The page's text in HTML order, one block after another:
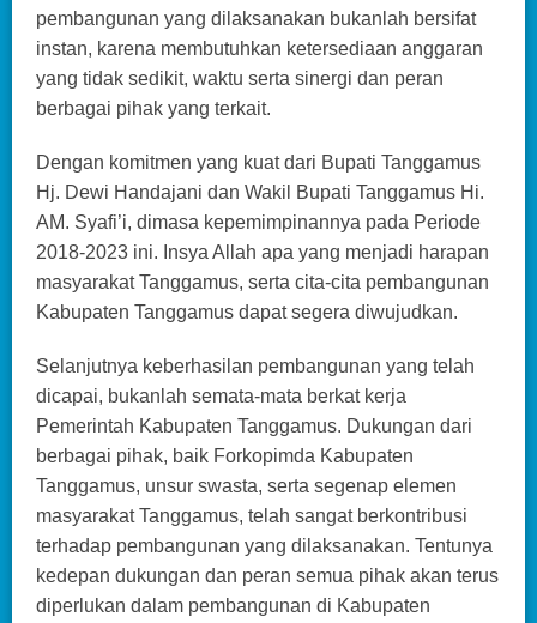
pembangunan yang dilaksanakan bukanlah bersifat
instan, karena membutuhkan ketersediaan anggaran
yang tidak sedikit, waktu serta sinergi dan peran
berbagai pihak yang terkait.
Dengan komitmen yang kuat dari Bupati Tanggamus
Hj. Dewi Handajani dan Wakil Bupati Tanggamus Hi.
AM. Syafi’i, dimasa kepemimpinannya pada Periode
2018-2023 ini. Insya Allah apa yang menjadi harapan
masyarakat Tanggamus, serta cita-cita pembangunan
Kabupaten Tanggamus dapat segera diwujudkan.
Selanjutnya keberhasilan pembangunan yang telah
dicapai, bukanlah semata-mata berkat kerja
Pemerintah Kabupaten Tanggamus. Dukungan dari
berbagai pihak, baik Forkopimda Kabupaten
Tanggamus, unsur swasta, serta segenap elemen
masyarakat Tanggamus, telah sangat berkontribusi
terhadap pembangunan yang dilaksanakan. Tentunya
kedepan dukungan dan peran semua pihak akan terus
diperlukan dalam pembangunan di Kabupaten